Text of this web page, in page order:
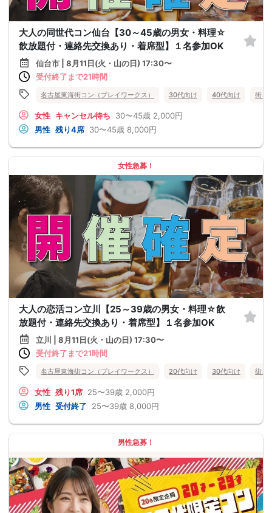
大人の同世代コン仙台【30～45歳の男女・料理☆
飲放題付・連絡先交換あり・着席型】１名参加OK
仙台市 | 8月11日(火・山の日) 17:30〜
受付終了まで21時間
名古屋東海街コン（プレイワークス） 30代向け 40代向け 街コ
女性 キャンセル待ち 30〜45歳 2,000円
男性 残り4席 30〜45歳 8,000円
女性急募！
大人の恋活コン立川【25～39歳の男女・料理☆飲
放題付・連絡先交換あり・着席型】１名参加OK
立川 | 8月11日(火・山の日) 17:30〜
受付終了まで21時間
名古屋東海街コン（プレイワークス） 20代向け 30代向け 街コ
女性 残り1席 25〜39歳 2,000円
男性 受付終了 25〜39歳 8,000円
男性急募！